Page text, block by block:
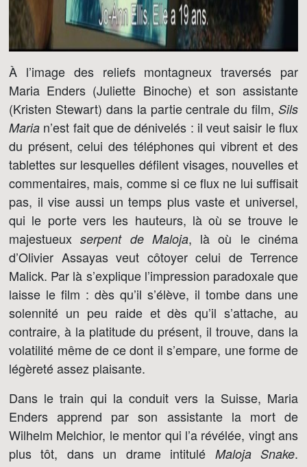
À l’image des reliefs montagneux traversés par
Maria Enders (Juliette Binoche) et son assistante
(Kristen Stewart) dans la partie centrale du film, Sils
Maria n’est fait que de dénivelés : il veut saisir le flux
du présent, celui des téléphones qui vibrent et des
tablettes sur lesquelles défilent visages, nouvelles et
commentaires, mais, comme si ce flux ne lui suffisait
pas, il vise aussi un temps plus vaste et universel,
qui le porte vers les hauteurs, là où se trouve le
majestueuxserpent de Maloja, là où le cinéma
d’Olivier Assayas veut côtoyer celui de Terrence
Malick. Par là s’explique l’impression paradoxale que
laisse le film : dès qu’il s’élève, il tombe dans une
solennité un peu raide et dès qu’il s’attache, au
contraire, à la platitude du présent, il trouve, dans la
volatilité même de ce dont il s’empare, une forme de
légèreté assez plaisante.
Dans le train qui la conduit vers la Suisse, Maria
Enders apprend par son assistante la mort de
Wilhelm Melchior, le mentor qui l’a révélée, vingt ans
plus tôt, dans un drame intitulé Maloja Snake.